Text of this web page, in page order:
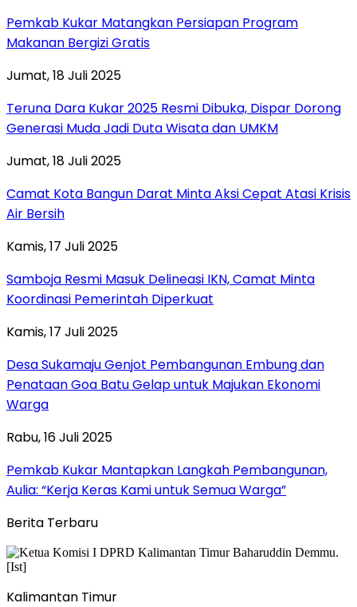
Pemkab Kukar Matangkan Persiapan Program
Makanan Bergizi Gratis
Jumat, 18 Juli 2025
Teruna Dara Kukar 2025 Resmi Dibuka, Dispar Dorong
Generasi Muda Jadi Duta Wisata dan UMKM
Jumat, 18 Juli 2025
Camat Kota Bangun Darat Minta Aksi Cepat Atasi Krisis
Air Bersih
Kamis, 17 Juli 2025
Samboja Resmi Masuk Delineasi IKN, Camat Minta
Koordinasi Pemerintah Diperkuat
Kamis, 17 Juli 2025
Desa Sukamaju Genjot Pembangunan Embung dan
Penataan Goa Batu Gelap untuk Majukan Ekonomi
Warga
Rabu, 16 Juli 2025
Pemkab Kukar Mantapkan Langkah Pembangunan,
Aulia: “Kerja Keras Kami untuk Semua Warga”
Berita Terbaru
Kalimantan Timur